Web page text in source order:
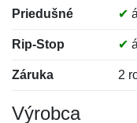
Priedušné ✔
Rip-Stop ✔
Záruka 2
Výrobca